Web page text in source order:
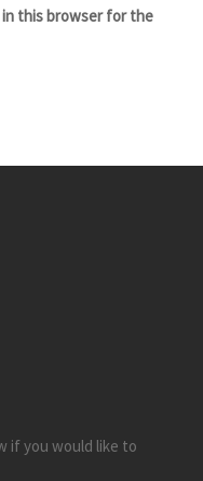
in this browser for the
if you would like to